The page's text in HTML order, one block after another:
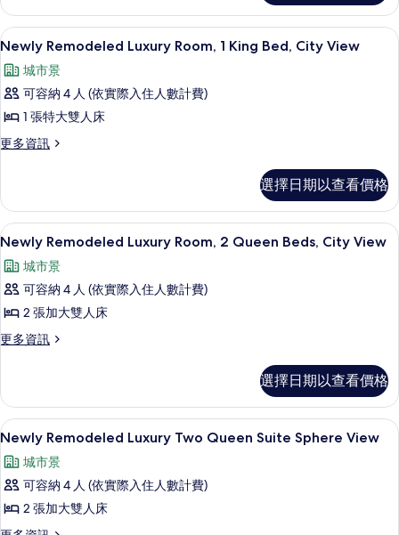
Queen
Beds
的
所
有
相
片
Luxury
Room,
2
Queen
Beds
的
情
顯
示
Newly
Remodeled
Luxury
Room,
Bed,
City
View
的
所
有
相
埃及棉床單、高級寢具、羽絨被、舒適
5
Newly Remodeled Luxury Room, 1 King Bed, City View
城市景
可容納 4 人 (依實際入住人數計費)
1 張特大雙人床
更多資訊
更
Luxury
Room,
1
Bed,
City
的
詳
情
選擇日期以查看價格
顯
示
Newly
Remodeled
Luxury
Room,
Beds,
City
View
的
所
有
埃及棉床單、高級寢具、羽絨被、舒適
6
Newly Remodeled Luxury Room, 2 Queen Beds, City View
城市景
可容納 4 人 (依實際入住人數計費)
2 張加大雙人床
更多資訊
更
Luxury
Room,
2
Queen
Beds,
City
的
詳
選擇日期以查看價格
顯
示
Newly
Remodeled
Luxury
Newly Remodeled Luxury Two
6
Newly Remodeled Luxury Two Queen Suite Sphere View
城市景
可容納 4 人 (依實際入住人數計費)
2 張加大雙人床